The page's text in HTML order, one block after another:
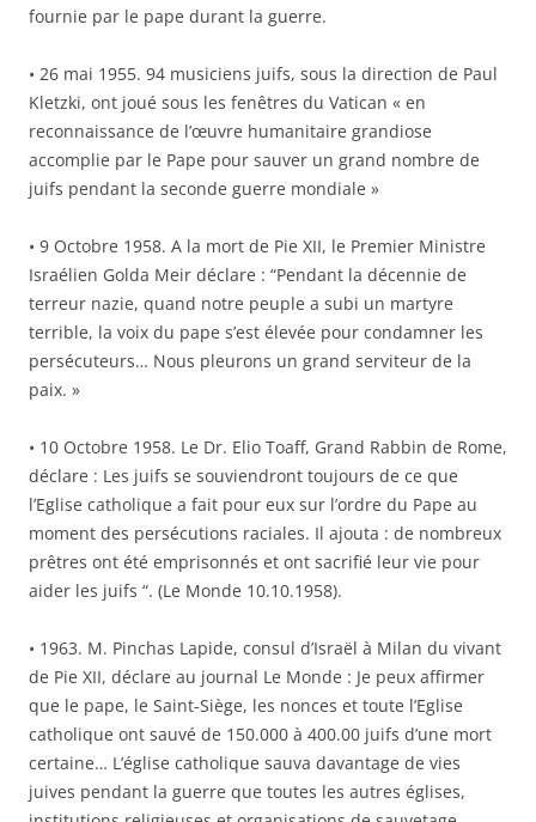
fournie par le pape durant la guerre.
• 26 mai 1955. 94 musiciens juifs, sous la direction de Paul
Kletzki, ont joué sous les fenêtres du Vatican « en
reconnaissance de l’œuvre humanitaire grandiose
accomplie par le Pape pour sauver un grand nombre de
juifs pendant la seconde guerre mondiale »
• 9 Octobre 1958. A la mort de Pie XII, le Premier Ministre
Israélien Golda Meir déclare : “Pendant la décennie de
terreur nazie, quand notre peuple a subi un martyre
terrible, la voix du pape s’est élevée pour condamner les
persécuteurs… Nous pleurons un grand serviteur de la
paix. »
• 10 Octobre 1958. Le Dr. Elio Toaff, Grand Rabbin de Rome,
déclare : Les juifs se souviendront toujours de ce que
l’Eglise catholique a fait pour eux sur l’ordre du Pape au
moment des persécutions raciales. Il ajouta : de nombreux
prêtres ont été emprisonnés et ont sacrifié leur vie pour
aider les juifs “. (Le Monde 10.10.1958).
• 1963. M. Pinchas Lapide, consul d’Israël à Milan du vivant
de Pie XII, déclare au journal Le Monde : Je peux affirmer
que le pape, le Saint-Siège, les nonces et toute l’Eglise
catholique ont sauvé de 150.000 à 400.00 juifs d’une mort
certaine… L’église catholique sauva davantage de vies
juives pendant la guerre que toutes les autres églises,